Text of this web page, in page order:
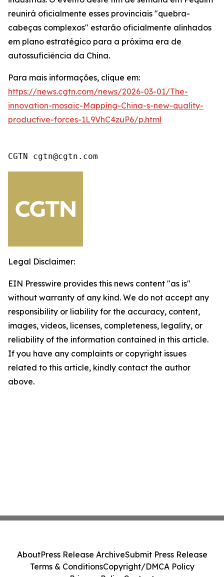
reunirá oficialmente esses provinciais "quebra-
cabeças complexos" estarão oficialmente alinhados
em plano estratégico para a próxima era de
autossuficiência da China.
Para mais informações, clique em:
https://news.cgtn.com/news/2026-03-01/The-
innovation-mosaic-Mapping-China-s-new-quality-
productive-forces-1L9VhC4zuP6/p.html
CGTN cgtn@cgtn.com
Legal Disclaimer:
EIN Presswire provides this news content "as is"
without warranty of any kind. We do not accept any
responsibility or liability for the accuracy, content,
images, videos, licenses, completeness, legality, or
reliability of the information contained in this article.
If you have any complaints or copyright issues
related to this article, kindly contact the author
above.
AboutPress Release ArchiveSubmit Press Release
Terms & ConditionsCopyright/DMCA Policy